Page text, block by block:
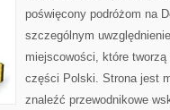
poświęcony podróżom na
szczególnym
miejscowości, które
części Polski. Strona jest
znaleźć przewodnikowe